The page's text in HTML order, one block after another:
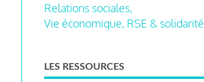
Relations sociales,
Vie économique, RSE & solidarité
LES RESSOURCES